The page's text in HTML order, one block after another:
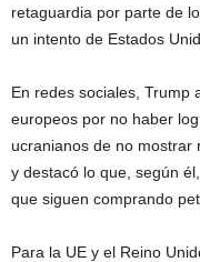
retaguardia por parte de
un intento de Estados
En redes sociales, Trump
europeos por no haber
ucranianos de no mostrar
y destacó lo que, según
que siguen comprando
Para la UE y el Reino